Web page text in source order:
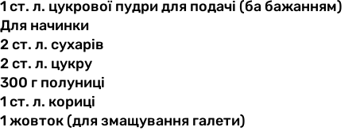
1 ст. л. цукрової пудри для подачі (ба бажанням)
Для начинки
2 ст. л. сухарів
2 ст. л. цукру
300 г полуниці
1 ст. л. кориці
1 жовток(длязмащування галети)